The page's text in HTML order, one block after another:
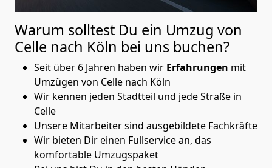
Warum solltest Du ein Umzug von
Celle nach Köln bei uns buchen?
Seit über 6 Jahren haben wir Erfahrungen mit
Umzügen von Celle nach Köln
Wir kennen jeden Stadtteil und jede Straße in
Celle
Unsere Mitarbeiter sind ausgebildete Fachkräfte
Wir bieten Dir einen Fullservice an, das
komfortable Umzugspaket